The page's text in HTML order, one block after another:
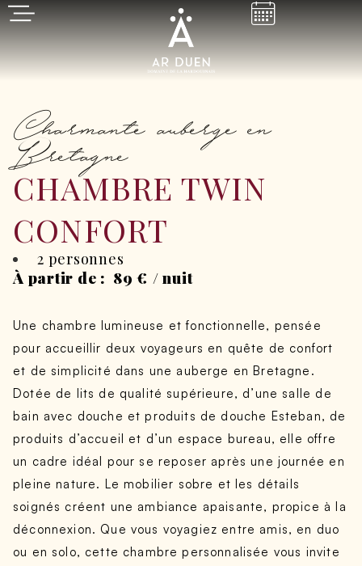
Charmante auberge en
Bretagne
CHAMBRE TWIN
CONFORT
2 personnes
À partir de : 89€ / nuit
Une chambre lumineuse et fonctionnelle, pensée
pour accueillir deux voyageurs en quête de confort
et de simplicité dans une auberge en Bretagne.
Dotée de lits de qualité supérieure, d’une salle de
bain avec douche et produits de douche Esteban, de
produits d’accueil et d’un espace bureau, elle offre
un cadre idéal pour se reposer après une journée en
pleine nature. Le mobilier sobre et les détails
soignés créent une ambiance apaisante, propice à la
déconnexion. Que vous voyagiez entre amis, en duo
ou en solo, cette chambre personnalisée vous invite